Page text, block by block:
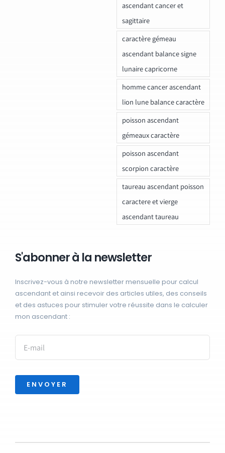
ascendant cancer et
sagittaire
caractère gémeau
ascendant balance signe
lunaire capricorne
homme cancer ascendant
lion lune balance caractère
poisson ascendant
gémeaux caractère
poisson ascendant
scorpion caractère
taureau ascendant poisson
caractere et vierge
ascendant taureau
S'abonner à la newsletter
Inscrivez-vous à notre newsletter mensuelle pour calcul
ascendant et ainsi recevoir des articles utiles, des conseils
et des astuces pour stimuler votre réussite dans le calculer
mon ascendant :
ENVOYER